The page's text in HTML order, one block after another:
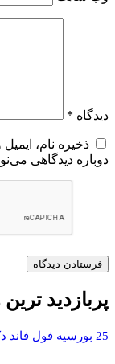
دیدگاه *
ذخیره نام،
دوباره دیدگاهی
پربازدید
25 بورسیه فول فاند دکتری در دانشگاه صنعتی دانمارک (DTU)